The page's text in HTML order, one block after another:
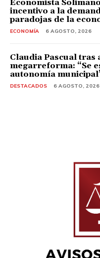
Economista
incentivo a la
paradojas de la
ECONOMÍA 6 AGOSTO, 2026
Claudia Pascual tras
megarreforma: “Se
autonomía
DESTACADOS 6 AGOSTO, 2026